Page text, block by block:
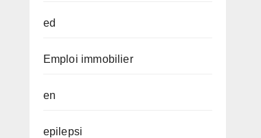
ed
Emploi immobilier
en
epilepsi